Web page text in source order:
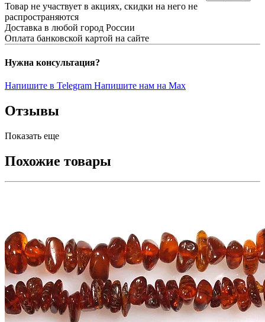
Товар не участвует в акциях, скидки на него не
распространяются
Доставка в любой город России
Оплата банковской картой на сайте
Нужна консультация?
Напишите в Telegram Напишите нам на Max
Отзывы
Показать еще
Похожие товары